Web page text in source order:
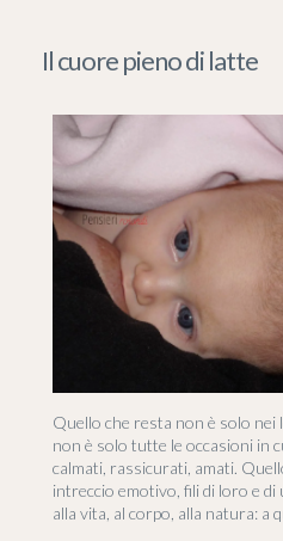
Il cuore pieno di latte
Quello che resta non è solo nei
non è solo tutte le occasioni in
calmati, rassicurati, amati.
intreccio emotivo, fili di loro e di
alla vita, al corpo, alla natura: a